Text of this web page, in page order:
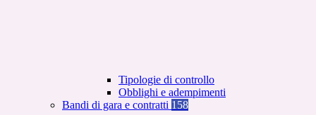
Tipologie di controllo
Obblighi e adempimenti
Bandi di gara e contratti 158